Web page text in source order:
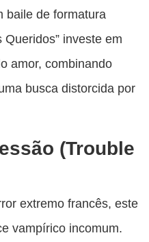
baile de formatura
Queridos” investe em
amor, combinando
busca distorcida por
(Trouble
extremo francês, este
vampírico incomum.